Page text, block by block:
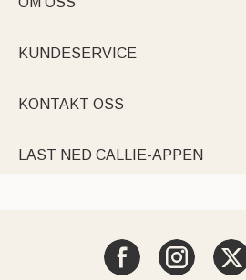
KUNDESERVICE
KONTAKT OSS
LAST NED CALLIE-APPEN